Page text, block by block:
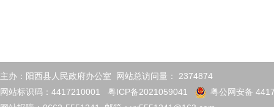
主办：阳西县人民政府办公室 网站总访问量： 2374874
网站标识码：4417210001 粤ICP备2021059041
粤公网安备